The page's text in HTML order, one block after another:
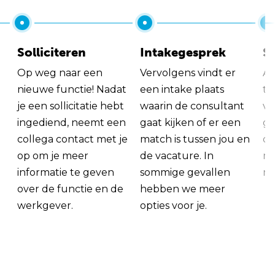
Solliciteren
Op weg naar een
nieuwe functie! Nadat
je een sollicitatie hebt
ingediend, neemt een
collega contact met je
op om je meer
informatie te geven
over de functie en de
werkgever.
Intakegesprek
Vervolgens vindt er
een intake plaats
waarin de consultant
gaat kijken of er een
match is tussen jou en
de vacature. In
sommige gevallen
hebben we meer
opties voor je.